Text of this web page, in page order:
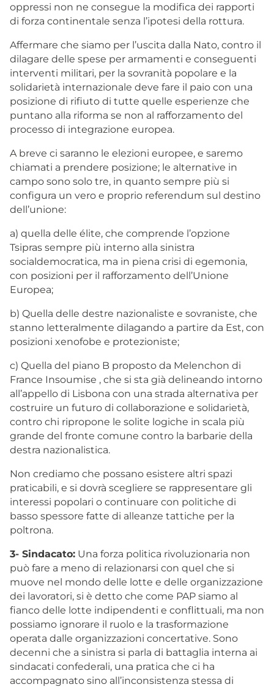
oppressi non ne consegue la modifica dei rapporti
di forza continentale senza l’ipotesi della rottura.
Affermare che siamo per l’uscita dalla Nato, contro il
dilagare delle spese per armamenti e conseguenti
interventi militari, per la sovranità popolare e la
solidarietà internazionale deve fare il paio con una
posizione di rifiuto di tutte quelle esperienze che
puntano alla riforma se non al rafforzamento del
processo di integrazione europea.
A breve ci saranno le elezioni europee, e saremo
chiamati a prendere posizione; le alternative in
campo sono solo tre, in quanto sempre più si
configura un vero e proprio referendum sul destino
dell’unione:
a) quella delle élite, che comprende l’opzione
Tsipras sempre più interno alla sinistra
socialdemocratica, ma in piena crisi di egemonia,
con posizioni per il rafforzamento dell’Unione
Europea;
b) Quella delle destre nazionaliste e sovraniste, che
stanno letteralmente dilagando a partire da Est, con
posizioni xenofobe e protezioniste;
c) Quella del piano B proposto da Melenchon di
France Insoumise , che si sta già delineando intorno
all’appello di Lisbona con una strada alternativa per
costruire un futuro di collaborazione e solidarietà,
contro chi ripropone le solite logiche in scala più
grande del fronte comune contro la barbarie della
destra nazionalistica.
Non crediamo che possano esistere altri spazi
praticabili, e si dovrà scegliere se rappresentare gli
interessi popolari o continuare con politiche di
basso spessore fatte di alleanze tattiche per la
poltrona.
3- Sindacato: Una forza politica rivoluzionaria non
può fare a meno di relazionarsi con quel che si
muove nel mondo delle lotte e delle organizzazione
dei lavoratori, si è detto che come PAP siamo al
fianco delle lotte indipendenti e conflittuali, ma non
possiamo ignorare il ruolo e la trasformazione
operata dalle organizzazioni concertative. Sono
decenni che a sinistra si parla di battaglia interna ai
sindacati confederali, una pratica che ci ha
accompagnato sino all’inconsistenza stessa di